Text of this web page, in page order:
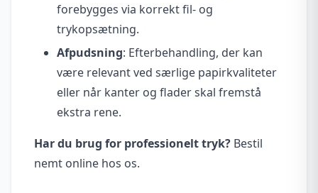
forebygges via korrekt fil- og
trykopsætning.
Afpudsning: Efterbehandling, der kan
være relevant ved særlige papirkvaliteter
eller når kanter og flader skal fremstå
ekstra rene.
Har du brug for professionelt tryk? Bestil
nemt online hos os.